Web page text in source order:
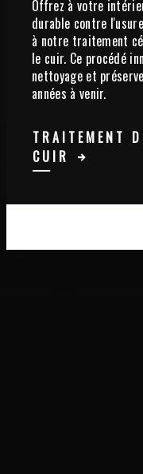
Offrez à votre
durable contre
à notre traitement
le cuir. Ce procédé
nettoyage et
années à venir.
TRAITEMENT
CUIR